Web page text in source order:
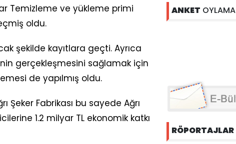
Temizleme ve yükleme primi
oldu.
şekilde kayıtlara geçti. Ayrıca
gerçekleşmesini sağlamak için
de yapılmış oldu.
Şeker Fabrikası bu sayede Ağrı
1.2 milyar TL ekonomik katkı
ANKET OYLAMA
RÖPORTAJLAR